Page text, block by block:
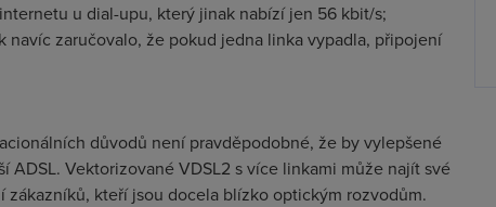
u dial-upu, který jinak nabízí jen 56 kbit/s;
zaručovalo, že pokud jedna linka vypadla, připojení
důvodů není pravděpodobné, že by vylepšené
ADSL. Vektorizované VDSL2 s více linkami může najít své
kteří jsou docela blízko optickým rozvodům.